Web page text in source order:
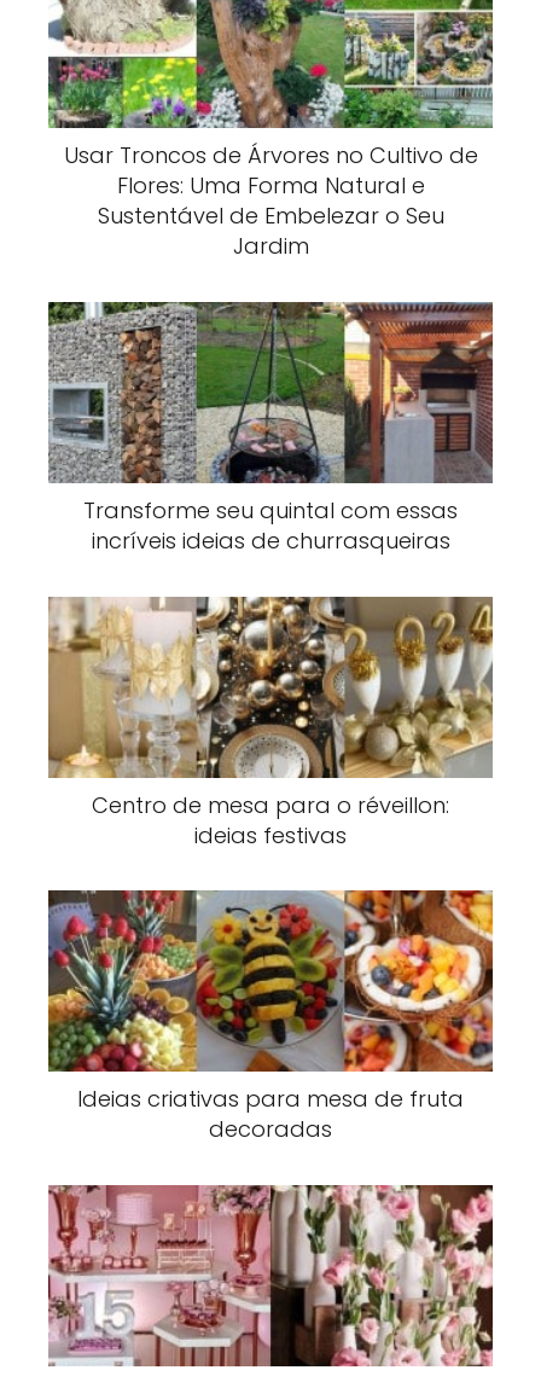
Usar Troncos de Árvores no Cultivo de
Flores: Uma Forma Natural e
Sustentável de Embelezar o Seu
Jardim
Transforme seu quintal com essas
incríveis ideias de churrasqueiras
Centro de mesa para o réveillon:
ideias festivas
Ideias criativas para mesa de fruta
decoradas